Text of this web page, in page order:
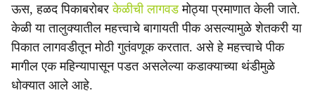
ऊस, हळद पिकाबरोबरकेळीची लागवडमोठ्या प्रमाणात केली जाते.
केळी या तालुक्यातील महत्त्वाचे बागायती पीक असल्यामुळे शेतकरी या
पिकात लागवडीतून मोठी गुतंवणूक करतात. असे हे महत्त्वाचे पीक
मागील एक महिन्यापासून पडत असलेल्या कडाक्याच्या थंडीमुळे
धोक्यात आले आहे.